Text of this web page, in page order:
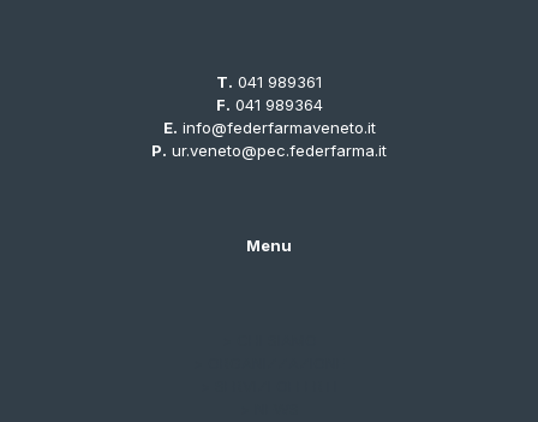
T. 041 989361
F. 041 989364
E. info@federfarmaveneto.it
P. ur.veneto@pec.federfarma.it
Menu